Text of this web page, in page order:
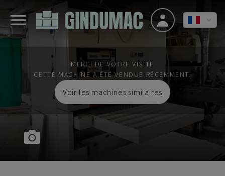
MERCI DE VOTRE VISITE
CETTE MACHINE A ÉTÉ VENDUE RÉCEMMENT.
Voir les machines similaires